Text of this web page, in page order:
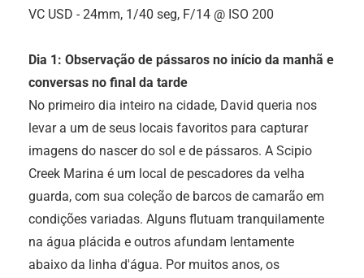
VC USD - 24mm, 1/40 seg, F/14 @ ISO 200
Dia 1: Observação de pássaros no início da manhã e
conversas no final da tarde
No primeiro dia inteiro na cidade, David queria nos
levar a um de seus locais favoritos para capturar
imagens do nascer do sol e de pássaros. A Scipio
Creek Marina é um local de pescadores da velha
guarda, com sua coleção de barcos de camarão em
condições variadas. Alguns flutuam tranquilamente
na água plácida e outros afundam lentamente
abaixo da linha d'água. Por muitos anos, os